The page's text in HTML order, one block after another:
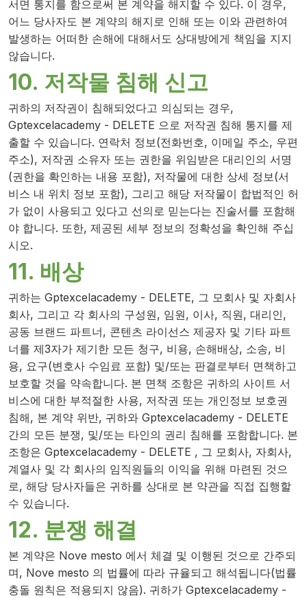
서면 통지를 함으로써 본 계약을 해지할 수 있다. 이 경우,
어느 당사자도 본 계약의 해지로 인해 또는 이와 관련하여
발생하는 어떠한 손해에 대해서도 상대방에게 책임을 지지
않습니다.
10. 저작물 침해 신고
귀하의 저작권이 침해되었다고 의심되는 경우,
Gptexcelacademy - DELETE 으로 저작권 침해 통지를 제
출할 수 있습니다. 연락처 정보(전화번호, 이메일 주소, 우편
주소), 저작권 소유자 또는 권한을 위임받은 대리인의 서명
(권한을 확인하는 내용 포함), 저작물에 대한 상세 정보(서
비스 내 위치 정보 포함), 그리고 해당 저작물이 합법적인 허
가 없이 사용되고 있다고 선의로 믿는다는 진술서를 포함해
야 합니다. 또한, 제공된 세부 정보의 정확성을 확인해 주십
시오.
11. 배상
귀하는 Gptexcelacademy - DELETE, 그 모회사 및 자회사
회사, 그리고 각 회사의 구성원, 임원, 이사, 직원, 대리인,
공동 브랜드 파트너, 콘텐츠 라이선스 제공자 및 기타 파트
너를 제3자가 제기한 모든 청구, 비용, 손해배상, 소송, 비
용, 요구(변호사 수임료 포함) 및/또는 판결로부터 면책하고
보호할 것을 약속합니다. 본 면책 조항은 귀하의 사이트 서
비스에 대한 부적절한 사용, 저작권 또는 개인정보 보호권
침해, 본 계약 위반, 귀하와 Gptexcelacademy - DELETE
간의 모든 분쟁, 및/또는 타인의 권리 침해를 포함합니다. 본
조항은 Gptexcelacademy - DELETE , 그 모회사, 자회사,
계열사 및 각 회사의 임직원들의 이익을 위해 마련된 것으
로, 해당 당사자들은 귀하를 상대로 본 약관을 직접 집행할
수 있습니다.
12. 분쟁 해결
본 계약은 Nove mesto 에서 체결 및 이행된 것으로 간주되
며, Nove mesto 의 법률에 따라 규율되고 해석됩니다(법률
충돌 원칙은 적용되지 않음). 귀하가 Gptexcelacademy -